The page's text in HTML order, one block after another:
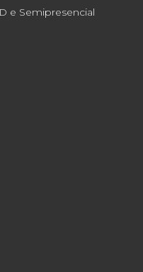
e Semipresencial